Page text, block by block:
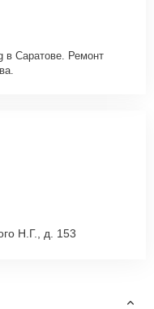
в Саратове. Ремонт
Н.Г., д. 153